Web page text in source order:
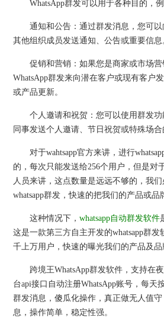
WhatsApp群发可以用于各种目的，例
通知和公告：通过群发消息，您可以
其他组织成员发送通知、公告或重要信息
促销和营销：如果您是商家或市场营
WhatsApp群发来向潜在客户或现有客户
或产品更新。
个人邀请和祝贺：您可以使用群发功
同事发送个人邀请、节日祝贺或特殊场合
对于wahtsapp官方来讲，进行
的，每次只能发送给256个用户，但是对
人员来讲，这点数量是远远不够的，我
whatsapp群发，快速的把我们的产品或品
这种情况下，whatsapp自动群发软件
这是一款第三方自主开发的whatsapp群
千上万用户，快速的曝光我们的产品及品
跨境王WhatsApp群发软件，支持在
台api接口自动注册WhatsApp账号，每天
群发消息，傻瓜化操作，真正做无人值
息，操作简单，稳定性强。